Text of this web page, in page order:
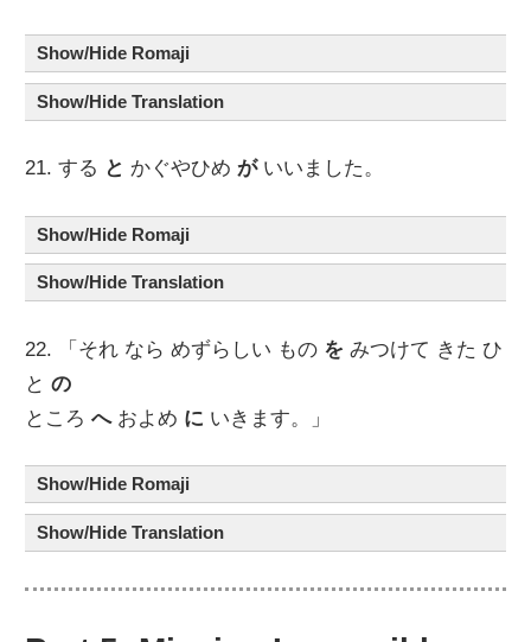
Show/Hide Romaji
Show/Hide Translation
21. する と かぐやひめがいいました。
Show/Hide Romaji
Show/Hide Translation
22. 「それ なら めずらしい もの を みつけて きた ひ
との
ところへおよめ に いきます。」
Show/Hide Romaji
Show/Hide Translation